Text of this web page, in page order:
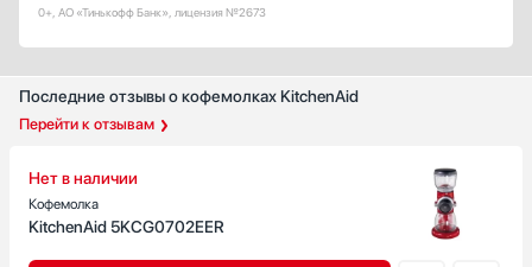
0+, АО «Тинькофф Банк», лицензия №2673
Последние отзывы о кофемолках KitchenAid
Перейти к отзывам
Нет в наличии
Кофемолка
KitchenAid 5KCG0702EER